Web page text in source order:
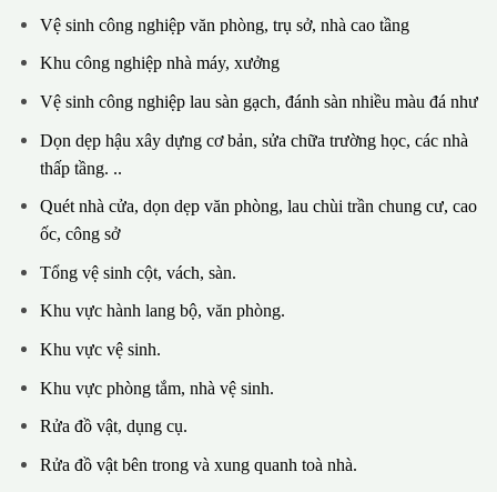
Vệ sinh công nghiệp văn phòng, trụ sở, nhà cao tầng
Khu công nghiệp nhà máy, xưởng
Vệ sinh công nghiệp lau sàn gạch, đánh sàn nhiều màu đá như
Dọn dẹp hậu xây dựng cơ bản, sửa chữa trường học, các nhà
thấp tầng. ..
Quét nhà cửa, dọn dẹp văn phòng, lau chùi trần chung cư, cao
ốc, công sở
Tổng vệ sinh cột, vách, sàn.
Khu vực hành lang bộ, văn phòng.
Khu vực vệ sinh.
Khu vực phòng tắm, nhà vệ sinh.
Rửa đồ vật, dụng cụ.
Rửa đồ vật bên trong và xung quanh toà nhà.